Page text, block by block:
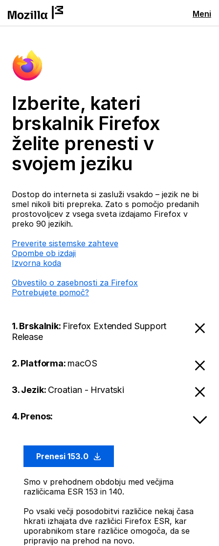
Meni
Izberite, kateri
brskalnik Firefox
želite prenesti v
svojem jeziku
Dostop do interneta si zasluži vsakdo – jezik ne bi
smel nikoli biti prepreka. Zato s pomočjo predanih
prostovoljcev z vsega sveta izdajamo Firefox v
preko 90 jezikih.
Preverite sistemske zahteve
Opombe ob izdaji
Izvorna koda
Obvestilo o zasebnosti za Firefox
Potrebujete pomoč?
1. Brskalnik: Firefox Extended Support
Release
2. Platforma: macOS
3. Jezik: Croatian - Hrvatski
4. Prenos:
Prenesi 153.0
Smo v prehodnem obdobju med večjima
različicama ESR 153 in 140.
Po vsaki večji posodobitvi različice nekaj časa
hkrati izhajata dve različici Firefox ESR, kar
uporabnikom stare različice omogoča, da se
pripravijo na prehod na novo.